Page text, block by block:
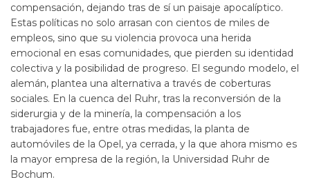
compensación, dejando tras de sí un paisaje apocalíptico.
Estas políticas no solo arrasan con cientos de miles de
empleos, sino que su violencia provoca una herida
emocional en esas comunidades, que pierden su identidad
colectiva y la posibilidad de progreso. El segundo modelo, el
alemán, plantea una alternativa a través de coberturas
sociales. En la cuenca del Ruhr, tras la reconversión de la
siderurgia y de la minería, la compensación a los
trabajadores fue, entre otras medidas, la planta de
automóviles de la Opel, ya cerrada, y la que ahora mismo es
la mayor empresa de la región, la Universidad Ruhr de
Bochum.